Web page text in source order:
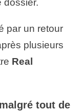
dossier.
par un retour
plusieurs
Real
tout de